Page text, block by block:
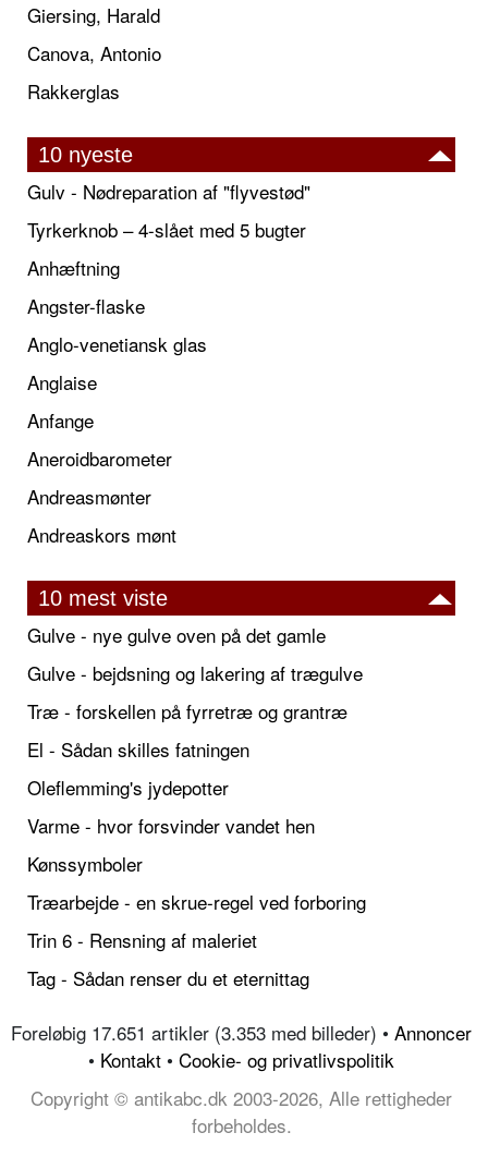
Giersing, Harald
Canova, Antonio
Rakkerglas
10 nyeste
Gulv - Nødreparation af "flyvestød"
Tyrkerknob – 4-slået med 5 bugter
Anhæftning
Angster-flaske
Anglo-venetiansk glas
Anglaise
Anfange
Aneroidbarometer
Andreasmønter
Andreaskors mønt
10 mest viste
Gulve - nye gulve oven på det gamle
Gulve - bejdsning og lakering af trægulve
Træ - forskellen på fyrretræ og grantræ
El - Sådan skilles fatningen
Oleflemming's jydepotter
Varme - hvor forsvinder vandet hen
Kønssymboler
Træarbejde - en skrue-regel ved forboring
Trin 6 - Rensning af maleriet
Tag - Sådan renser du et eternittag
Foreløbig 17.651 artikler (3.353 med billeder) • Annoncer
• Kontakt • Cookie- og privatlivspolitik
Copyright © antikabc.dk 2003-2026, Alle rettigheder
forbeholdes.